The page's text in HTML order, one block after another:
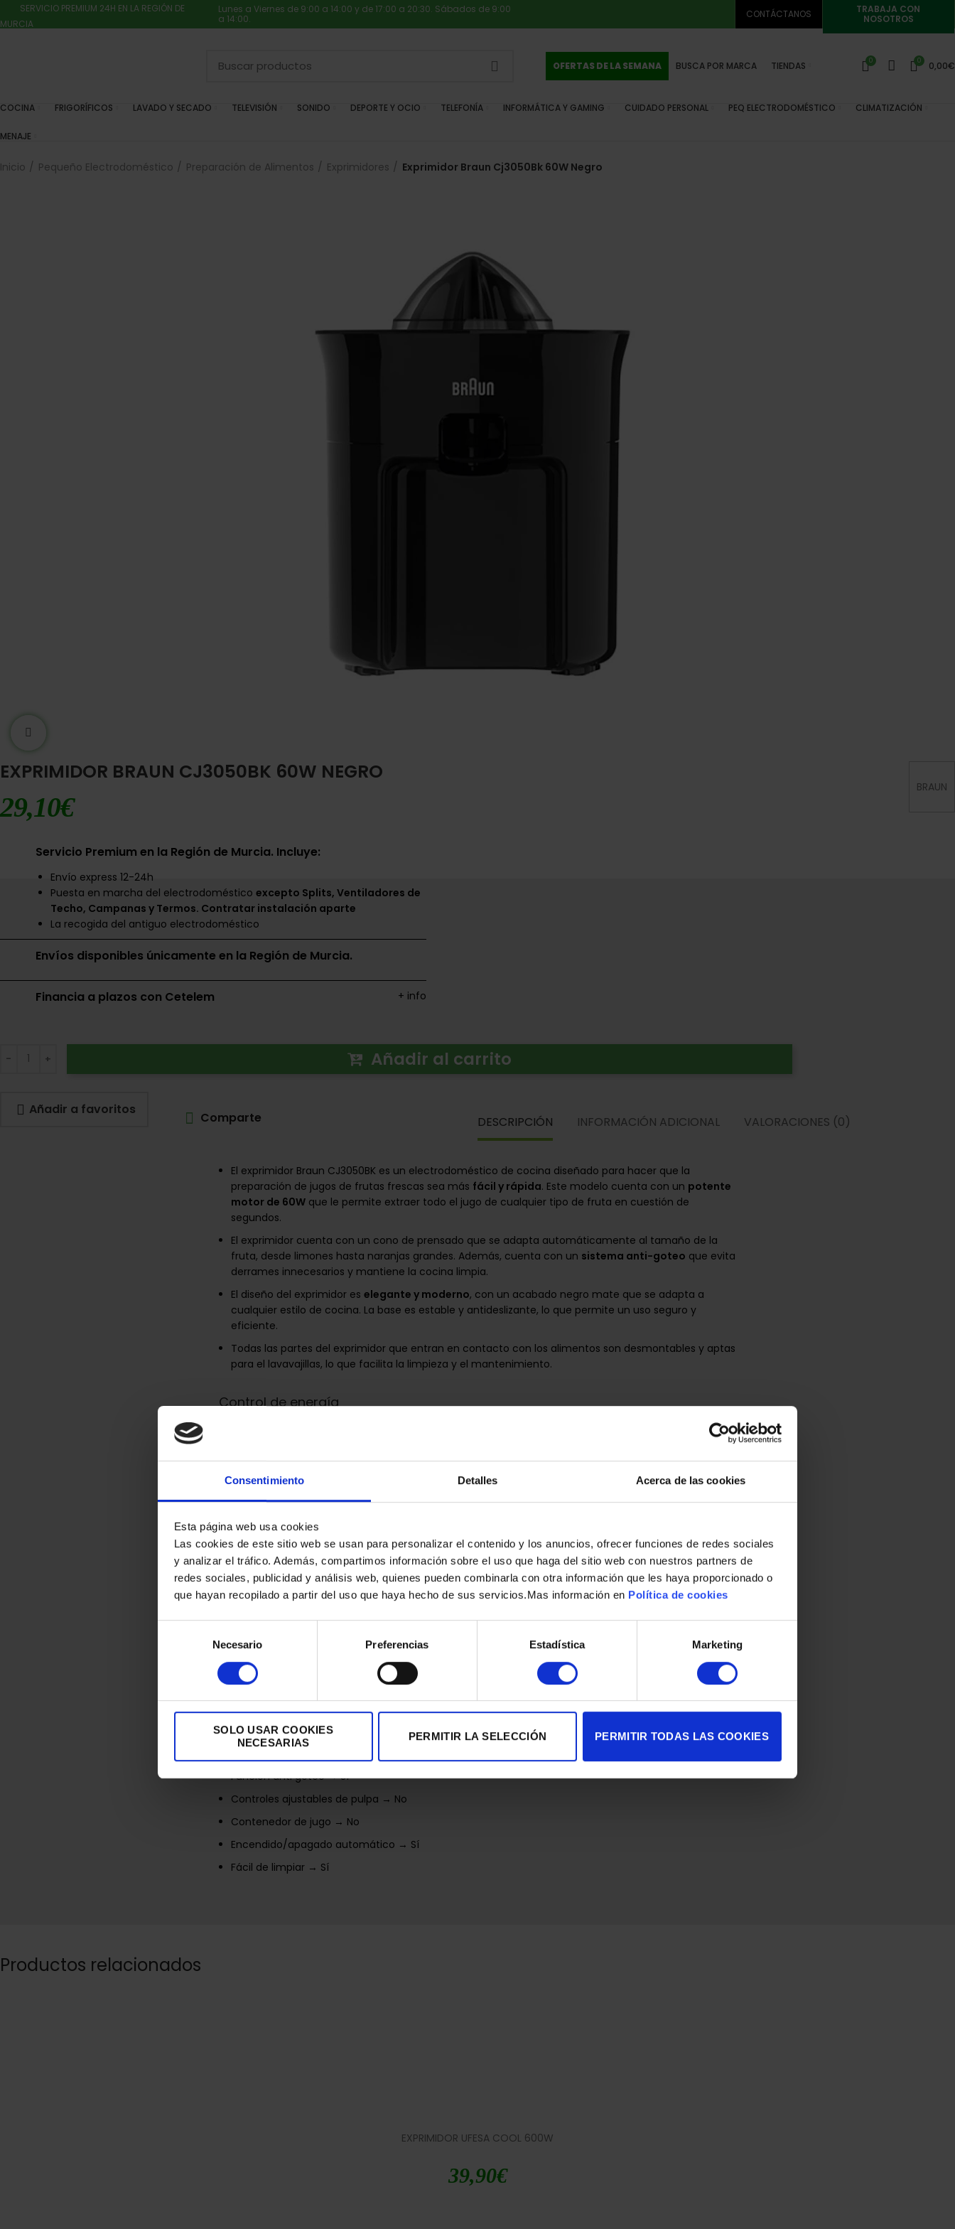
Consentimiento Detalles Acerca de las cookies
Esta página web usa cookies
Las cookies de este sitio web se usan para personalizar el contenido y los anuncios, ofrecer funciones de redes sociales
y analizar el tráfico. Además, compartimos información sobre el uso que haga del sitio web con nuestros partners de
redes sociales, publicidad y análisis web, quienes pueden combinarla con otra información que les haya proporcionado o
que hayan recopilado a partir del uso que haya hecho de sus servicios.Mas información en Política de cookies
consentimiento
Necesario Preferencias Estadística Marketing
SOLO USAR COOKIES
NECESARIAS
PERMITIR LA SELECCIÓN PERMITIR TODAS LAS COOKIES
SERVICIO PREMIUM 24H EN LA REGIÓN DE
MURCIA
Lunes a Viernes de 9:00 a 14:00 y de 17:00 a 20:30. Sábados de 9:00
a 14:00.
CONTÁCTANOS
TRABAJA CON
NOSOTROS
OFERTAS DE LA SEMANA BUSCA POR MARCA TIENDAS 0 0 0,00€
COCINA FRIGORÍFICOS LAVADO Y SECADO TELEVISIÓN SONIDO DEPORTE Y OCIO TELEFONÍA INFORMÁTICA Y GAMING CUIDADO PERSONAL PEQ ELECTRODOMÉSTICO CLIMATIZACIÓN
MENAJE
Inicio Pequeño Electrodoméstico Preparación de Alimentos Exprimidores Exprimidor Braun Cj3050Bk 60W Negro
BRAUN
EXPRIMIDOR BRAUN CJ3050BK 60W NEGRO
29,10€
Servicio Premium en la Región de Murcia. Incluye:
Envío express 12-24h
Puesta en marcha del electrodoméstico excepto Splits, Ventiladores de
Techo, Campanas y Termos. Contratar instalación aparte
La recogida del antiguo electrodoméstico
Envíos disponibles únicamente en la Región de Murcia.
Financia a plazos con Cetelem + info
Añadir al carrito
Añadir a favoritos
Comparte DESCRIPCIÓN INFORMACIÓN ADICIONAL VALORACIONES (0)
El exprimidor Braun CJ3050BK es un electrodoméstico de cocina diseñado para hacer que la
preparación de jugos de frutas frescas sea más fácil y rápida. Este modelo cuenta con un potente
motor de 60W que le permite extraer todo el jugo de cualquier tipo de fruta en cuestión de
segundos.
El exprimidor cuenta con un cono de prensado que se adapta automáticamente al tamaño de la
fruta, desde limones hasta naranjas grandes. Además, cuenta con un sistema anti-goteo que evita
derrames innecesarios y mantiene la cocina limpia.
El diseño del exprimidor es elegante y moderno, con un acabado negro mate que se adapta a
cualquier estilo de cocina. La base es estable y antideslizante, lo que permite un uso seguro y
eficiente.
Todas las partes del exprimidor que entran en contacto con los alimentos son desmontables y aptas
para el lavavajillas, lo que facilita la limpieza y el mantenimiento.
Control de energía
No contiene → Bisfenol A (BPA)
Contenido del embalaje
Cantidad por paquete → 1
Manual de usuario → Sí
Color del producto → Negro
Tazón → No
Almacenamiento de cable → No
Función anti goteo → Sí
Controles ajustables de pulpa → No
Contenedor de jugo → No
Encendido/apagado automático → Sí
Fácil de limpiar → Sí
Productos relacionados
EXPRIMIDOR UFESA COOL 600W
39,90€